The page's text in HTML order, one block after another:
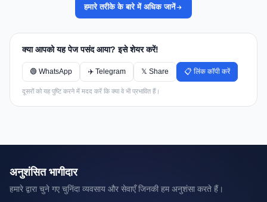
हमारे तरीके के बारे में अधिक जानें
क्या आपको यह पेज पसंद आया? इसे शेयर करें!
🟢 WhatsApp ✈️ Telegram 𝕏 Share 📋 लिंक कॉपी करें
दूसरों को यह पुष्टि करने में मदद करें कि क्या वे भी प्रभावित हैं।
अनुशंसित भागीदार
हमारे द्वारा चुने गए चुनिंदा व्यवसाय और सेवाएँ जिनकी हम अनुशंसा करते हैं।